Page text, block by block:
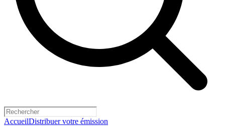
AccueilDistribuer votre émission